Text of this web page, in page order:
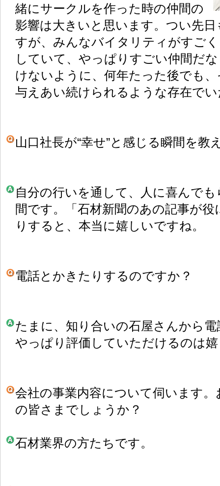
緒にサークルを作った時の仲間の
影響は大きいと思います。つい先
すが、みんなバイタリティがすご
していて、やっぱりすごい仲間だ
けないように、何年たった後でも
与えあい続けられるような存在で
山口社長が“幸せ”と感じる瞬間を教
自分の行いを通して、人に喜んで
間です。「石材新聞のあの記事が
りすると、本当に嬉しいですね。
電話とかきたりするのですか？
たまに、知り合いの石屋さんから
やっぱり評価していただけるのは
会社の事業内容について伺います
の皆さまでしょうか？
石材業界の方たちです。